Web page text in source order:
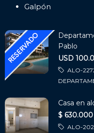
Galpón
Pablo
USD
ALO-
Casa en
$ 630.000
ALO-